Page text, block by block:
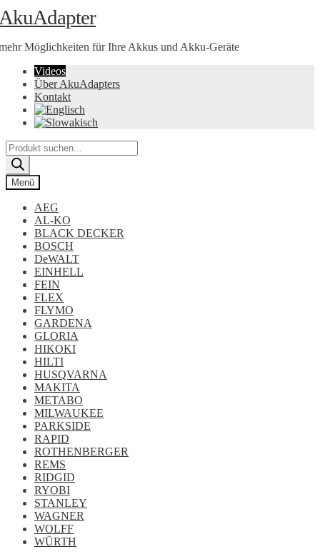
Zur
Navigation
Zum
Inhalt
Möglichkeiten für Ihre Akkus und Akku-Geräte
Videos
Über AkuAdapters
Kontakt
Products
search
Menü
AEG
AL-KO
BLACK DECKER
BOSCH
DeWALT
EINHELL
FEIN
FLEX
FLYMO
GARDENA
GLORIA
HIKOKI
HILTI
HUSQVARNA
MAKITA
METABO
MILWAUKEE
PARKSIDE
RAPID
ROTHENBERGER
REMS
RIDGID
RYOBI
STANLEY
WAGNER
WOLFF
WÜRTH